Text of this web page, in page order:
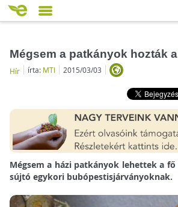
Mégsem a patkányok hozták
Hír írta: MTI 2015/03/03
Mégsem a házi patkányok lehettek a fő
sújtó egykori bubópestisjárványoknak.